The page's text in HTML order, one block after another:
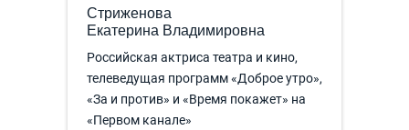
Стриженова
Екатерина Владимировна
Российская актриса театра и кино,
телеведущая программ «Доброе утро»,
«За и против» и «Время покажет» на
«Первом канале»